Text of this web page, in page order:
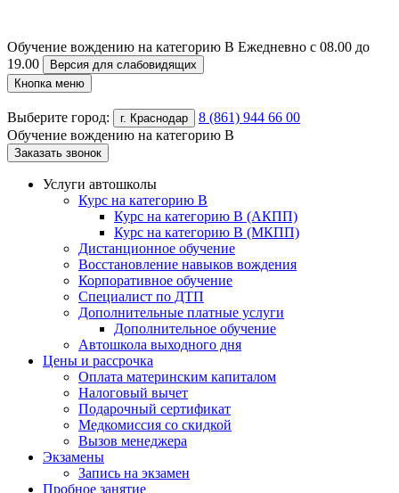
Обучение вождению на категорию B Ежедневно с 08.00 до
19.00
Версия для слабовидящих
Кнопка меню
Выберите город: г. Краснодар
8 (861) 944 66 00
Обучение вождению на категорию B
Заказать звонок
Услуги автошколы
Курс на категорию В
Курс на категорию В (АКПП)
Курс на категорию В (МКПП)
Дистанционное обучение
Восстановление навыков вождения
Корпоративное обучение
Специалист по ДТП
Дополнительные платные услуги
Дополнительное обучение
Автошкола выходного дня
Цены и рассрочка
Оплата материнским капиталом
Налоговый вычет
Подарочный сертификат
Медкомиссия со скидкой
Вызов менеджера
Экзамены
Запись на экзамен
Пробное занятие